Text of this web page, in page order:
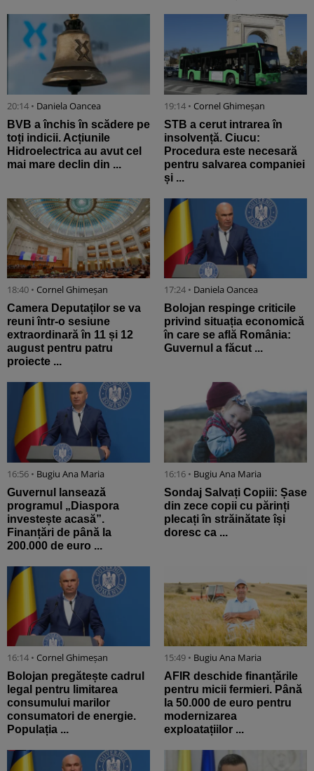
20:14 • Daniela Oancea
BVB a închis în scădere pe
toți indicii. Acțiunile
Hidroelectrica au avut cel
mai mare declin din ...
19:14 • Cornel Ghimeșan
STB a cerut intrarea în
insolvență. Ciucu:
Procedura este necesară
pentru salvarea companiei
și ...
18:40 • Cornel Ghimeșan
Camera Deputaților se va
reuni într-o sesiune
extraordinară în 11 și 12
august pentru patru
proiecte ...
17:24 • Daniela Oancea
Bolojan respinge criticile
privind situația economică
în care se află România:
Guvernul a făcut ...
16:56 • Bugiu ⁠Ana Maria
Guvernul lansează
programul „Diaspora
investește acasă”.
Finanțări de până la
200.000 de euro ...
16:16 • Bugiu ⁠Ana Maria
Sondaj Salvați Copiii: Șase
din zece copii cu părinți
plecați în străinătate își
doresc ca ...
16:14 • Cornel Ghimeșan
Bolojan pregătește cadrul
legal pentru limitarea
consumului marilor
consumatori de energie.
Populația ...
15:49 • Bugiu ⁠Ana Maria
AFIR deschide finanțările
pentru micii fermieri. Până
la 50.000 de euro pentru
modernizarea
exploatațiilor ...